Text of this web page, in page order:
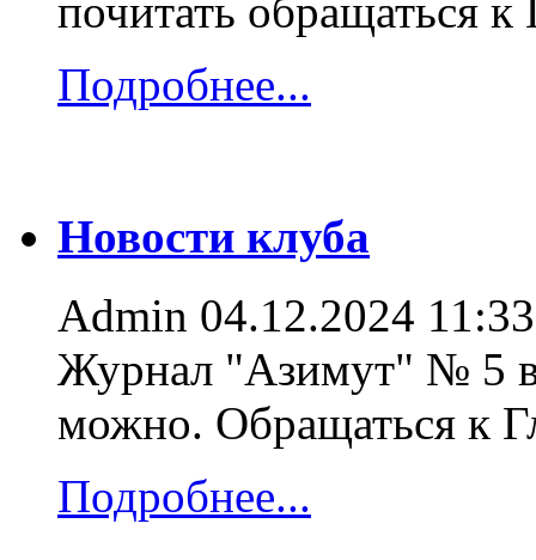
почитать обращаться
Подробнее...
Новости клуба
Admin 04.12.2024 11:33
Журнал "Азимут" № 5
можно. Обращаться к
Подробнее...